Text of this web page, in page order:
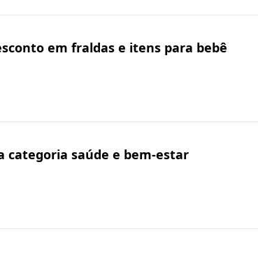
em fraldas e itens para bebê
categoria saúde e bem-estar